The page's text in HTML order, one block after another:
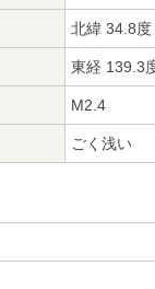
北緯 34.8度
東経 139.3
M2.4
ごく浅い